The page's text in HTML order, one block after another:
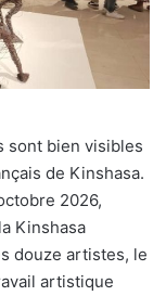
sont bien visibles
de Kinshasa.
2026,
Kinshasa
douze artistes, le
artistique